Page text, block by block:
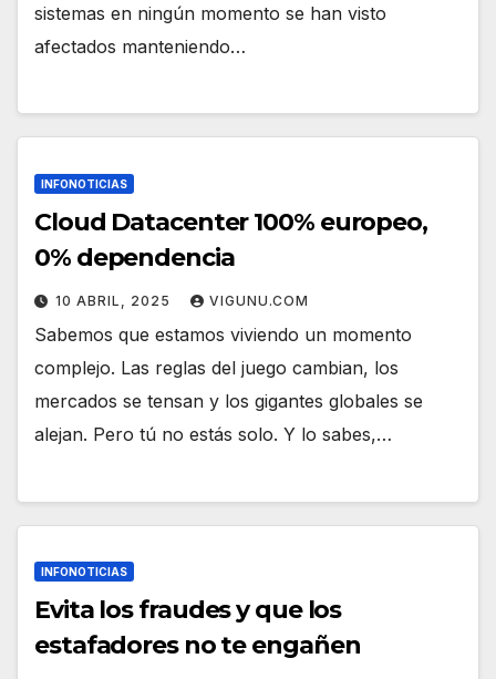
sistemas en ningún momento se han visto
afectados manteniendo…
INFONOTICIAS
Cloud Datacenter 100% europeo,
0% dependencia
10 ABRIL, 2025 VIGUNU.COM
Sabemos que estamos viviendo un momento
complejo. Las reglas del juego cambian, los
mercados se tensan y los gigantes globales se
alejan. Pero tú no estás solo. Y lo sabes,…
INFONOTICIAS
Evita los fraudes y que los
estafadores no te engañen